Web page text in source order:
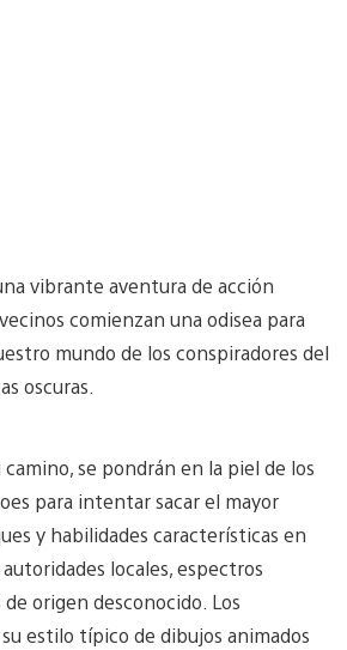
vibrante aventura de acción
comienzan una odisea para
mundo de los conspiradores del
oscuras.
camino, se pondrán en la piel de los
para intentar sacar el mayor
y habilidades características en
locales, espectros
origen desconocido. Los
estilo típico de dibujos animados